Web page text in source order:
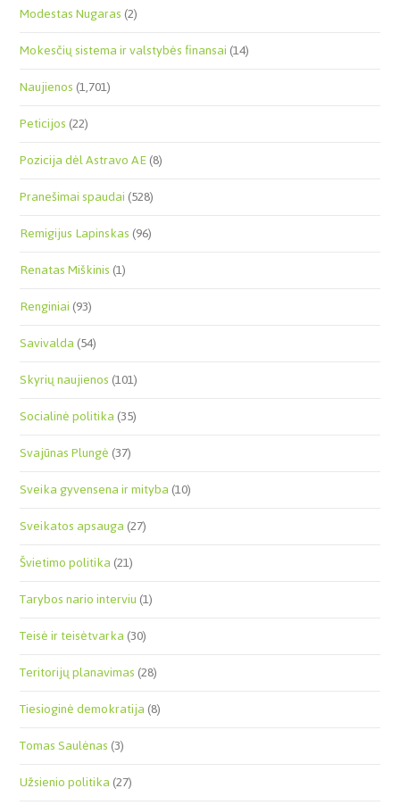
Modestas Nugaras(2)
Mokesčių sistema ir valstybės finansai(14)
Naujienos(1,701)
Peticijos(22)
Pozicija dėl Astravo AE(8)
Pranešimai spaudai(528)
Remigijus Lapinskas(96)
Renatas Miškinis(1)
Renginiai(93)
Savivalda(54)
Skyrių naujienos(101)
Socialinė politika(35)
Svajūnas Plungė(37)
Sveika gyvensena ir mityba(10)
Sveikatos apsauga(27)
Švietimo politika(21)
Tarybos nario interviu(1)
Teisė ir teisėtvarka(30)
Teritorijų planavimas(28)
Tiesioginė demokratija(8)
Tomas Saulėnas(3)
Užsienio politika(27)